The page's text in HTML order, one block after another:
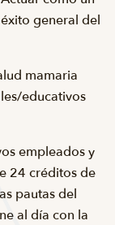
general del
mamaria
educativos
empleados y
24 créditos de
pautas del
al día con la